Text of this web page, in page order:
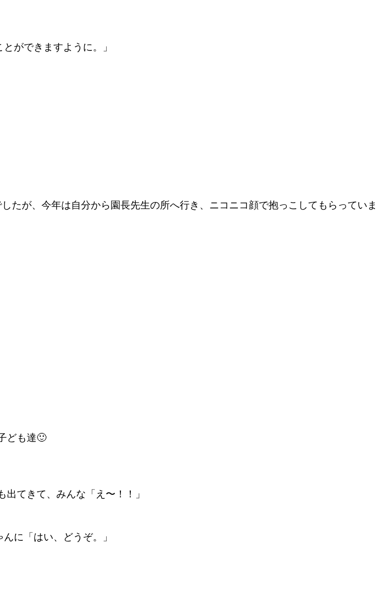
ができますように。」
たが、今年は自分から園長先生の所へ行き、ニコニコ顔で抱っこしてもらっていま
ども達🙂
出てきて、みんな「え〜！！」
に「はい、どうぞ。」